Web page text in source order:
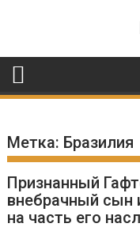
Метка: Бразилия
Признанный
внебрачный сын
на часть его